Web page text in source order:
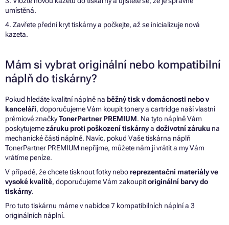
umístěná.
4. Zavřete přední kryt tiskárny a počkejte, až se inicializuje nová
kazeta.
Mám si vybrat originální nebo kompatibilní
náplň do tiskárny?
Pokud hledáte kvalitní náplně na běžný tisk v domácnosti nebo v
kanceláři, doporučujeme Vám koupit tonery a cartridge naší vlastní
prémiové značkyTonerPartner PREMIUM. Na tyto náplně Vám
poskytujemezáruku proti poškození tiskárnya doživotní záruku na
mechanické části náplně. Navíc, pokud Vaše tiskárna náplň
TonerPartner PREMIUM nepřijme, můžete nám ji vrátit a my Vám
vrátíme peníze.
V případě, že chcete tisknout fotky neboreprezentační materiály ve
vysoké kvalitě, doporučujeme Vám zakoupitoriginální barvy do
tiskárny.
Pro tuto tiskárnu máme v nabídce 7 kompatibilních náplní a 3
originálních náplní.